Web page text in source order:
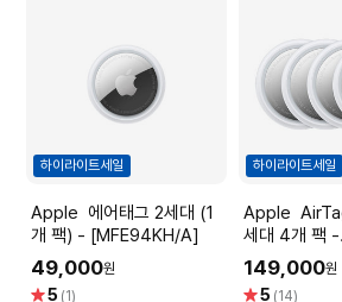
하이라이트세일
Apple 에어태그 2세대 (1
개 팩) - [MFE94KH/A]
49,000원
별5 (1)
하이라이트세일
Apple AirTag 에어태그 1
세대 4개 팩 -
[MX542FE/A]
149,000원
별5 (14)